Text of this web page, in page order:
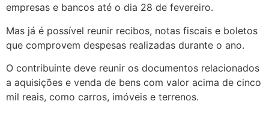
empresas e bancos até o dia 28 de fevereiro.
Mas já é possível reunir recibos, notas fiscais e boletos
que comprovem despesas realizadas durante o ano.
O contribuinte deve reunir os documentos relacionados
a aquisições e venda de bens com valor acima de cinco
mil reais, como carros, imóveis e terrenos.